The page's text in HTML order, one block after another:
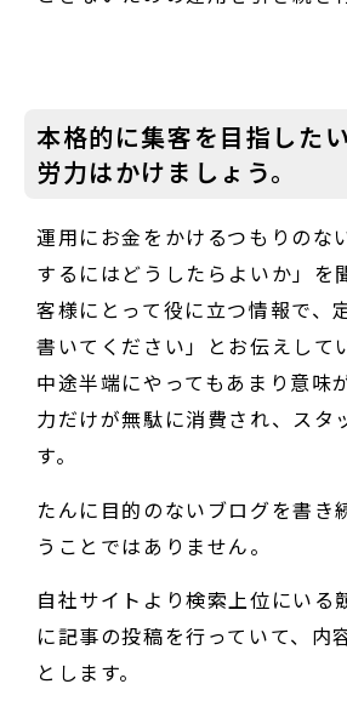
本格的に集客を目指した
労力はかけましょう。
運用にお金をかけるつもりのな
するにはどうしたらよいか」を
客様にとって役に立つ情報で、
書いてください」とお伝えして
中途半端にやってもあまり意味
力だけが無駄に消費され、スタ
す。
たんに目的のないブログを書き
うことではありません。
自社サイトより検索上位にいる
に記事の投稿を行っていて、内
とします。